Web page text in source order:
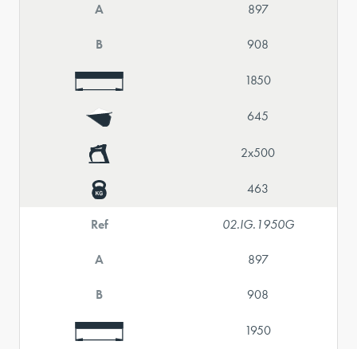
A 897
B 908
1850
645
2x500
463
Ref 02.IG.1950G
A 897
B 908
1950